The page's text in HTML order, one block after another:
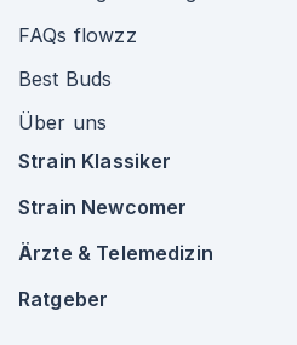
FAQs flowzz
Best Buds
Über uns
Strain Klassiker
Strain Newcomer
Ärzte & Telemedizin
Ratgeber